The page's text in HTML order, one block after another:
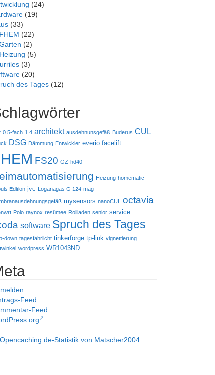
(24)
(19)
(33)
FHEM (22)
Garten (2)
Heizung (5)
(3)
(20)
des Tages (12)
0.5-fach 1.4 architekt ausdehnunsgefäß Buderus CUL
DSG Dämmung Entwickler everio facelift
FS20 GZ-hd40
Heizung homematic
Edition jvc Loganagas G 124 mag
mysensors nanoCUL octavia
Polo raynox resümee Rollladen senior service
software Spruch des Tages
down tagesfahrlicht tinkerforge tp-link vignettierung
wordpress WR1043ND
Feed
Feed